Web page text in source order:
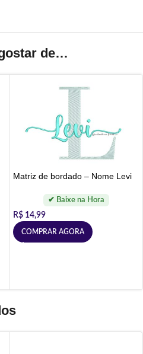
de…
Matriz de bordado – Nome Levi
R$ 14,99
COMPRAR AGORA